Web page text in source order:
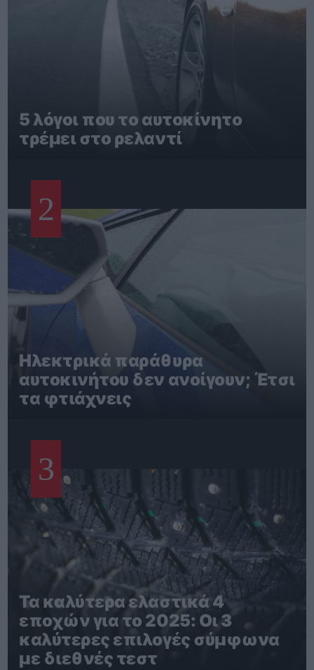
5 λόγοι που το αυτοκίνητο
τρέμει στο ρελαντί
2
Ηλεκτρικά παράθυρα
αυτοκινήτου δεν ανοίγουν; Έτσι
τα φτιάχνεις
3
Τα καλύτερα ελαστικά 4
εποχών για το 2025: Οι 3
καλύτερες επιλογές σύμφωνα
με διεθνές τεστ